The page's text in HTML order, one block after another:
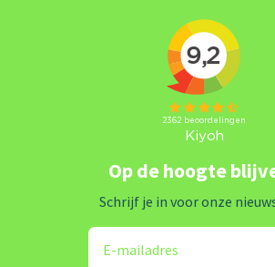
Op de hoogte
Schrijf je in voor onze